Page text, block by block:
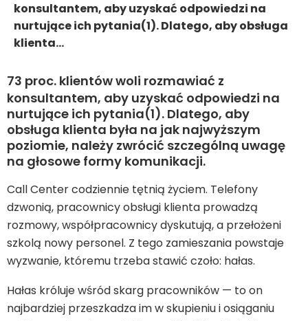
konsultantem, aby uzyskać odpowiedzi na
nurtujące ich pytania(1). Dlatego, aby obsługa
klienta…
73 proc. klientów woli rozmawiać z
konsultantem, aby uzyskać odpowiedzi na
nurtujące ich pytania(1). Dlatego, aby
obsługa klienta była na jak najwyższym
poziomie, należy zwrócić szczególną uwagę
na głosowe formy komunikacji.
Call Center codziennie tętnią życiem. Telefony
dzwonią, pracownicy obsługi klienta prowadzą
rozmowy, współpracownicy dyskutują, a przełożeni
szkolą nowy personel. Z tego zamieszania powstaje
wyzwanie, któremu trzeba stawić czoło: hałas.
Hałas króluje wśród skarg pracowników — to on
najbardziej przeszkadza im w skupieniu i osiąganiu